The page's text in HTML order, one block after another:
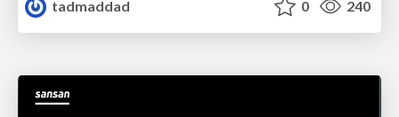
tadmaddad
0 240